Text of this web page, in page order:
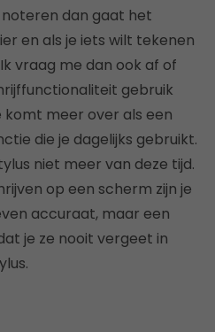
noteren dan gaat het
en als je iets wilt tekenen
vraag me dan ook af of
gebruik
komt meer over als een
die je dagelijks gebruikt.
niet meer van deze tijd.
op een scherm zijn je
accuraat, maar een
je ze nooit vergeet in